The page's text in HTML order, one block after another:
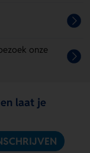
onze
laat je